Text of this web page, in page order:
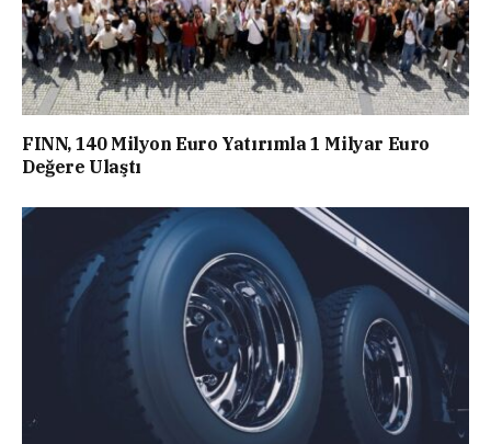
FINN, 140 Milyon Euro Yatırımla 1 Milyar Euro
Değere Ulaştı